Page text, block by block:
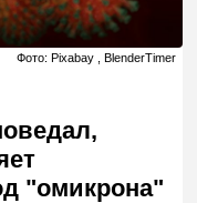
Фото: Pixabay , BlenderTimer
"омикрона"